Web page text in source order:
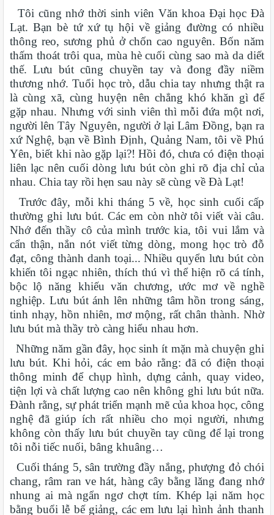
Tôi cũng nhớ thời sinh viên Văn khoa Đại học Đà
Lạt. Bạn bè tứ xứ tụ hội về giảng đường có nhiều
thông reo, sương phủ ở chốn cao nguyên. Bốn năm
thấm thoát trôi qua, mùa hè cuối cùng sao mà da diết
thế. Lưu bút cũng chuyền tay và đong đầy niềm
thương nhớ. Tuổi học trò, dẫu chia tay nhưng thật ra
là cùng xã, cùng huyện nên chẳng khó khăn gì để
gặp nhau. Nhưng với sinh viên thì mỗi đứa một nơi,
người lên Tây Nguyên, người ở lại Lâm Đồng, bạn ra
xứ Nghệ, bạn về Bình Định, Quảng Nam, tôi về Phú
Yên, biết khi nào gặp lại?! Hồi đó, chưa có điện thoại
liên lạc nên cuối dòng lưu bút còn ghi rõ địa chỉ của
nhau. Chia tay rồi hẹn sau này sẽ cùng về Đà Lạt!
Trước đây, mỗi khi tháng 5 về, học sinh cuối cấp
thường ghi lưu bút. Các em còn nhờ tôi viết vài câu.
Nhớ đến thầy cô của mình trước kia, tôi vui lắm và
cẩn thận, nắn nót viết từng dòng, mong học trò đỗ
đạt, công thành danh toại... Nhiều quyển lưu bút còn
khiến tôi ngạc nhiên, thích thú vì thể hiện rõ cá tính,
bộc lộ năng khiếu văn chương, ước mơ về nghề
nghiệp. Lưu bút ánh lên những tâm hồn trong sáng,
tinh nhạy, hồn nhiên, mơ mộng, rất chân thành. Nhờ
lưu bút mà thầy trò càng hiểu nhau hơn.
Những năm gần đây, học sinh ít mặn mà chuyện ghi
lưu bút. Khi hỏi, các em bảo rằng: đã có điện thoại
thông minh để chụp hình, dựng cảnh, quay video,
tiện lợi và chất lượng cao nên không ghi lưu bút nữa.
Đành rằng, sự phát triển mạnh mẽ của khoa học, công
nghệ đã giúp ích rất nhiều cho mọi người, nhưng
không còn thấy lưu bút chuyền tay cũng để lại trong
tôi nỗi tiếc nuối, bâng khuâng…
Cuối tháng 5, sân trường đầy nắng, phượng đỏ chói
chang, râm ran ve hát, hàng cây bằng lăng đang nhớ
nhung ai mà ngẩn ngơ chợt tím. Khép lại năm học
bằng buổi lễ bế giảng, các em lưu lại hình ảnh thanh